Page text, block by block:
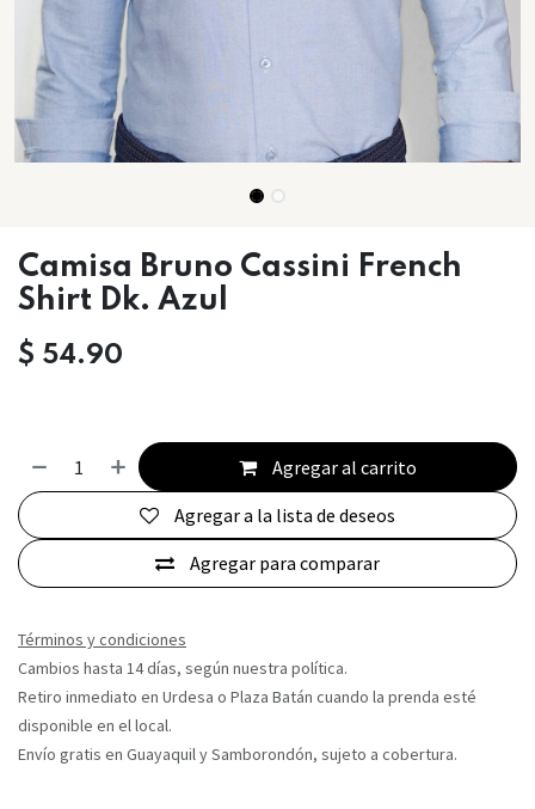
Camisa Bruno Cassini French
Shirt Dk. Azul
$ 54.90
Agregar al carrito
Agregar para comparar
Agregar a la lista de deseos
Términos y condiciones
Cambios hasta 14 días, según nuestra política.
Retiro inmediato en Urdesa o Plaza Batán cuando la prenda esté
disponible en el local.
Envío gratis en Guayaquil y Samborondón, sujeto a cobertura.